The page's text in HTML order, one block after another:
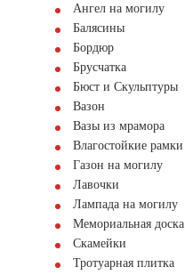
Ангел на могилу
Балясины
Бордюр
Брусчатка
Бюст и Скульптуры
Вазон
Вазы из мрамора
Влагостойкие рамки
Газон на могилу
Лавочки
Лампада на могилу
Мемориальная доска
Скамейки
Тротуарная плитка